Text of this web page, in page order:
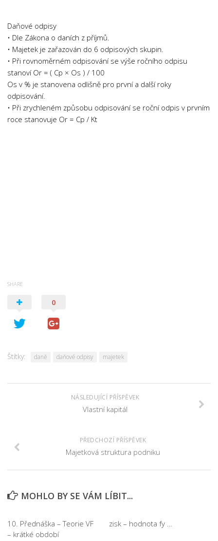
Daňové odpisy
• Dle Zákona o daních z příjmů.
• Majetek je zařazován do 6 odpisových skupin.
• Při rovnoměrném odpisování se výše ročního odpisu
stanoví Or = ( Cp × Os ) / 100
Os v % je stanovena odlišně pro první a další roky
odpisování.
• Při zrychleném způsobu odpisování se roční odpis v prvním
roce stanovuje Or = Cp / Kt
SHARE
0
Štítky: daně daňové odpisy majetek
NÁSLEDUJÍCÍ PŘÍSPĚVEK
Vlastní kapitál
PŘEDCHOZÍ PŘÍSPĚVEK
Majetková struktura podniku
MOHLO BY SE VÁM LÍBIT...
10. Přednáška – Teorie VF
– krátké období
zisk – hodnota fy …